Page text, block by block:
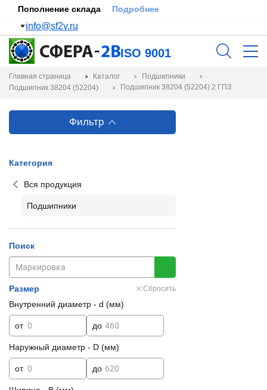
Пополнение склада Подробнее
info@sf2v.ru
ISO 9001
Главная страница Каталог
Подшипники
Подшипник 38204 (52204)
Подшипник 38204 (52204) 2 ГПЗ
Фильтр
Категория
Вся продукция
Подшипники
Поиск
Размер Сбросить
Внутренний диаметр - d (мм)
от до
Наружный диаметр - D (мм)
от до